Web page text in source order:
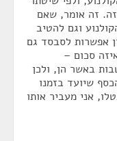
זה אומר, שאם
וגם להטיב
אפשרות לסבסד גם
סכום –
באשר הן, ולכן
שיועד בזמנו
אני מעביר אותו